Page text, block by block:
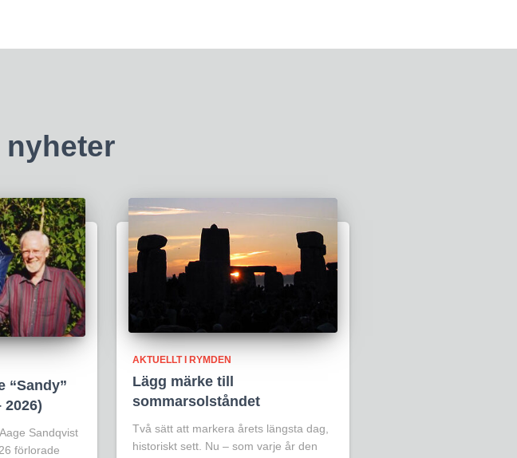
nyheter
“Sandy”
2026)
Sandqvist
förlorade
AKTUELLT I RYMDEN
Lägg märke till
sommarsolståndet
Två sätt att markera årets längsta dag,
historiskt sett. Nu – som varje år den